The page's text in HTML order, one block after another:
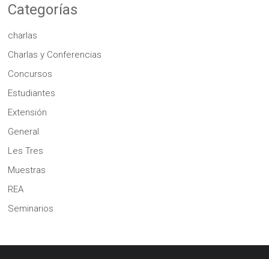
Categorías
charlas
Charlas y Conferencias
Concursos
Estudiantes
Extensión
General
Les Tres
Muestras
REA
Seminarios